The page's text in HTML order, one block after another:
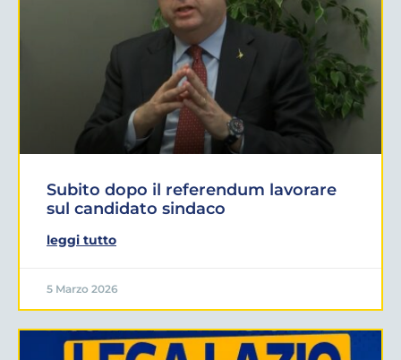
Subito dopo il referendum lavorare
sul candidato sindaco
leggi tutto
5 Marzo 2026